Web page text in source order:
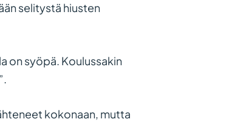
selitystä hiusten
on syöpä. Koulussakin
kokonaan, mutta